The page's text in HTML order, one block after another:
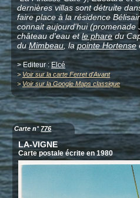
dernières villas sont détruite
faire place à la résidence
connait aujourd'hui (promenade
château d'eau etle pharedu
duMimbeau , lapointe Hortense
> Editeur : Elcé
> Voir sur la carte Ferret d'Avant
> Voir sur la Google Maps classique
Carte n°776
LA-VIGNE
Carte postale écrite en 1980